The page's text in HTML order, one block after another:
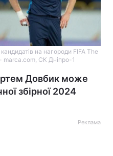
на нагороди FIFA The
СК Дніпро-1
Довбик може
збірної 2024
Реклама